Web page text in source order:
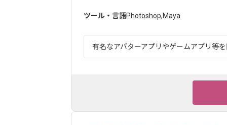
ツール・言語Photoshop,Maya
有名なアバターアプリやゲームアプリ等